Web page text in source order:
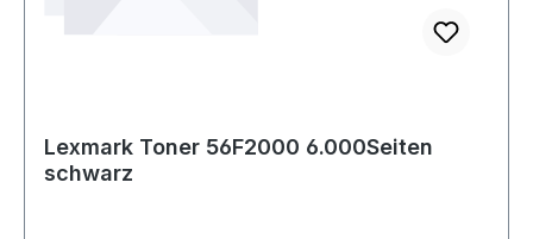
Lexmark Toner 56F2000 6.000Seiten
schwarz